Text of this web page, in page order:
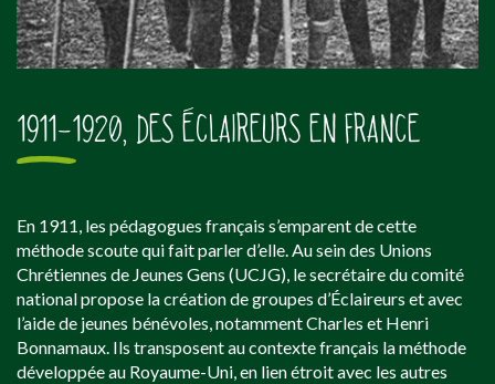
1911-1920, DES ÉCLAIREURS EN FRANCE
En 1911, les pédagogues français s’emparent de cette
méthode scoute qui fait parler d’elle. Au sein des Unions
Chrétiennes de Jeunes Gens (UCJG), le secrétaire du comité
national propose la création de groupes d’Éclaireurs et avec
l’aide de jeunes bénévoles, notamment Charles et Henri
Bonnamaux. Ils transposent au contexte français la méthode
développée au Royaume-Uni, en lien étroit avec les autres